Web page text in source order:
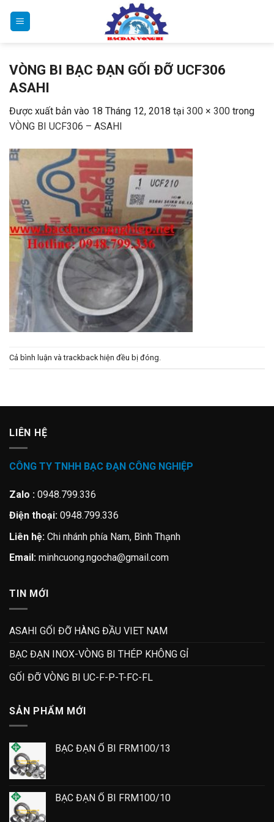
VÒNG BI BẠC ĐẠN GỐI ĐỠ UCF306
ASAHI
Được xuất bản vào 18 Tháng 12, 2018 tại 300 × 300 trong
VÒNG BI UCF306 – ASAHI
Cả bình luận và trackback hiện đều bị đóng.
LIÊN HỆ
CÔNG TY TNHH BẠC ĐẠN CÔNG NGHIỆP
Zalo : 0948.799.336
Điện thoại: 0948.799.336
Liên hệ: Chi nhánh phía Nam, Bình Thạnh
Email: minhcuong.ngocha@gmail.com
TIN MỚI
ASAHI GỐI ĐỠ HÀNG ĐẦU VIET NAM
BẠC ĐẠN INOX-VÒNG BI THÉP KHÔNG GỈ
GỐI ĐỠ VÒNG BI UC-F-P-T-FC-FL
SẢN PHẨM MỚI
BẠC ĐẠN Ổ BI FRM100/13
BẠC ĐẠN Ổ BI FRM100/10